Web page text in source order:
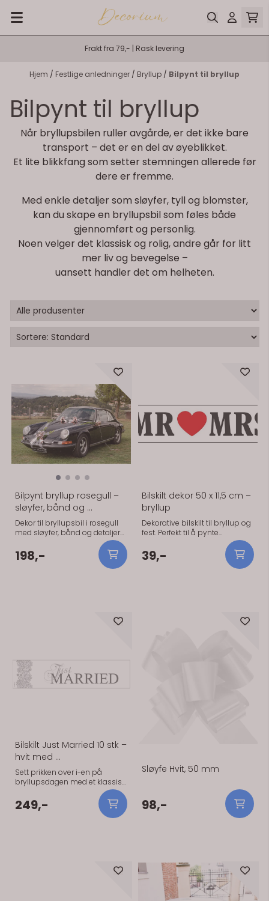
Hopp til innhold
Frakt fra 79,- | Rask levering
Hjem / Festlige anledninger / Bryllup / Bilpynt til bryllup
Bilpynt til bryllup
Når bryllupsbilen ruller avgårde, er det ikke bare
transport – det er en del av øyeblikket.
Et lite blikkfang som setter stemningen allerede før
dere er fremme.
Med enkle detaljer som sløyfer, tyll og blomster,
kan du skape en bryllupsbil som føles både
gjennomført og personlig.
Noen velger det klassisk og rolig, andre går for litt
mer liv og bevegelse –
uansett handler det om helheten.
Bilpynt bryllup rosegull –
sløyfer, bånd og ...
Dekor til bryllupsbil i rosegull
med sløyfer, bånd og detaljer
som festes på panser og speil.
Gir et pyntet og gjennomført
uttrykk på bilen, enten det er til
– spesielt fint sammen med
pynt til bil – Enkel montering
På lager
198,-
Bilskilt dekor 50 x 11,5 cm –
bryllup
Dekorative bilskilt til bryllup og
fest. Perfekt til å pynte
bryllupsbil, lage morsomme
innslag eller sette et personlig
preg på feiringen. Skiltene kan
festes på bil, vegg eller brukes
På lager
39,-
Bilskilt Just Married 10 stk –
hvit med ...
Sett prikken over i-en på
bryllupsdagen med et klassisk
Just Married-skilt til bilen.
Perfekt når dere kjører fra
vielsen eller ankommer festen
– en liten detalj som skaper
På lager
249,-
Sløyfe Hvit, 50 mm
98,-